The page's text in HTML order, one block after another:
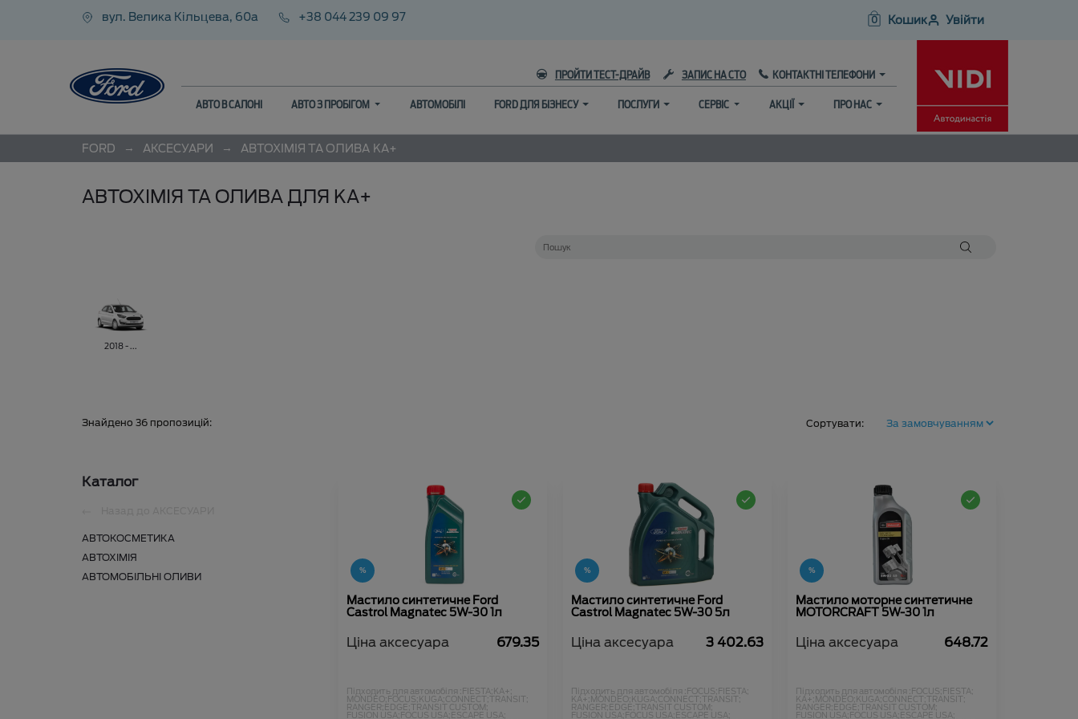
вул. Велика Кільцева, 60а +38 044 239 09 97 Увійти
0 Кошик
ПРОЙТИ ТЕСТ-ДРАЙВ ЗАПИС НА СТО КОНТАКТНІ ТЕЛЕФОНИ
АВТО В САЛОНІ АВТО З ПРОБІГОМ АВТОМОБІЛІ FORD ДЛЯ БІЗНЕСУ ПОСЛУГИ СЕРВІС АКЦІЇ ПРО НАС
FORD → АКСЕСУАРИ → АВТОХІМІЯ ТА ОЛИВА KA+
АВТОХІМІЯ ТА ОЛИВА ДЛЯ KA+
2018 - ...
Знайдено 36 пропозицій: Сортувати:
Каталог
АВТОКОСМЕТИКА
АВТОХІМІЯ
АВТОМОБІЛЬНІ ОЛИВИ
Мастило синтетичне Ford
Castrol Magnatec 5W-30 1л
Ціна аксесуара 679.35
Підходить для автомобіля :FIESTA;KA+;
MONDEO;FOCUS;KUGA;CONNECT;TRANSIT;
RANGER;EDGE;TRANSIT CUSTOM;
FUSION USA;FOCUS USA;ESCAPE USA;
Мастило синтетичне Ford
Castrol Magnatec 5W-30 5л
Ціна аксесуара 3 402.63
Підходить для автомобіля :FOCUS;FIESTA;
KA+;MONDEO;KUGA;CONNECT;TRANSIT;
RANGER;EDGE;TRANSIT CUSTOM;
FUSION USA;FOCUS USA;ESCAPE USA;
Мастило моторне синтетичне
MOTORCRAFT 5W-30 1л
Ціна аксесуара 648.72
Підходить для автомобіля :FOCUS;FIESTA;
KA+;MONDEO;KUGA;CONNECT;TRANSIT;
RANGER;EDGE;TRANSIT CUSTOM;
FUSION USA;FOCUS USA;ESCAPE USA;